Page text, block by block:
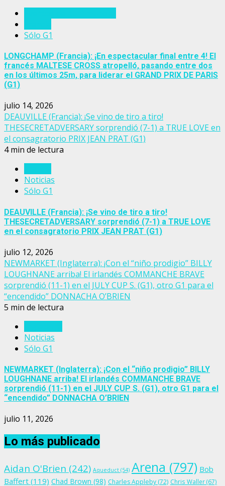
Sólo G1
LONGCHAMP (Francia): ¡En espectacular final entre 4! El
francés MALTESE CROSS atropelló, pasando entre dos
en los últimos 25m, para liderar el GRAND PRIX DE PARIS
(G1)
julio 14, 2026
DEAUVILLE (Francia): ¡Se vino de tiro a tiro!
THESECRETADVERSARY sorprendió (7-1) a TRUE LOVE en
el consagratorio PRIX JEAN PRAT (G1)
4 min de lectura
Noticias
Sólo G1
DEAUVILLE (Francia): ¡Se vino de tiro a tiro!
THESECRETADVERSARY sorprendió (7-1) a TRUE LOVE
en el consagratorio PRIX JEAN PRAT (G1)
julio 12, 2026
NEWMARKET (Inglaterra): ¡Con el “niño prodigio” BILLY
LOUGHNANE arriba! El irlandés COMMANCHE BRAVE
sorprendió (11-1) en el JULY CUP S. (G1), otro G1 para el
“encendido” DONNACHA O’BRIEN
5 min de lectura
Noticias
Sólo G1
NEWMARKET (Inglaterra): ¡Con el “niño prodigio” BILLY
LOUGHNANE arriba! El irlandés COMMANCHE BRAVE
sorprendió (11-1) en el JULY CUP S. (G1), otro G1 para el
“encendido” DONNACHA O’BRIEN
julio 11, 2026
Lo más publicado
Aidan O'Brien (242) Aqueduct (54) Arena (797) Bob
Baffert (119) Chad Brown (98) Charles Appleby (72) Chris Waller(67)